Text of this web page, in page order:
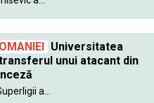
Universitatea
unui atacant din
a...